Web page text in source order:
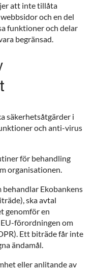
att inte tillåta
och en del
funktioner och delar
begränsad.
säkerhetsåtgärder i
och anti-virus
för behandling
organisationen.
Ekobankens
ska avtal
genomför en
förordningen om
Ett biträde får inte
ändamål.
eller anlitande av